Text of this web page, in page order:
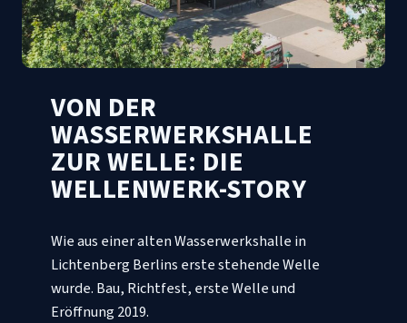
VON DER
WASSERWERKSHALLE
ZUR WELLE: DIE
WELLENWERK-STORY
Wie aus einer alten Wasserwerkshalle in
Lichtenberg Berlins erste stehende Welle
wurde. Bau, Richtfest, erste Welle und
Eröffnung 2019.